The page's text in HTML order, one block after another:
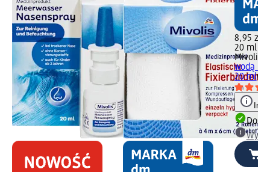
8,95 zł
20 ml
Mivolis
wodą
20 ml